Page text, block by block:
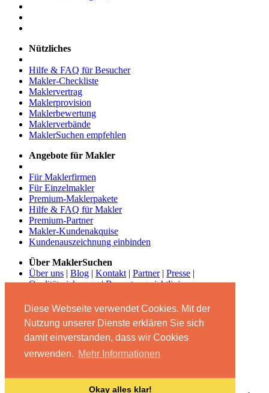
Diese Webseite verwendet Cookies. Mit der
Nutzung unserer Dienste erklären Sie sich
damit einverstanden, dass wir Cookies
verwenden. Mehr Informationen
Okay alles klar!
Nützliches
Hilfe & FAQ für Besucher
Makler-Checkliste
Maklervertrag
Maklerprovision
Maklerbewertung
Maklerverbände
MaklerSuchen empfehlen
Angebote für Makler
Für Maklerfirmen
Für Einzelmakler
Premium-Maklerpakete
Hilfe & FAQ für Makler
Premium-Partner
Makler-Kundenakquise
Kundenauszeichnung einbinden
Über MaklerSuchen
Über uns | Blog | Kontakt | Partner| Presse |
Qualitätssicherung|Bewertungsrichtlinien
Begleiten Sie uns
© MaklerSuchen.com - Das Maklerbewertungs- und